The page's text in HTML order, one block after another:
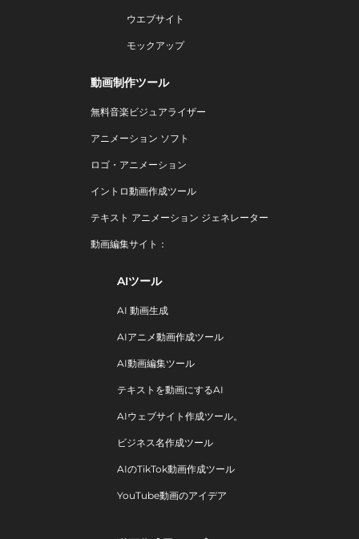
ウエブサイト
モックアップ
動画制作ツール
無料音楽ビジュアライザー
アニメーション ソフト
ロゴ・アニメーション
イントロ動画作成ツール
テキスト アニメーション ジェネレーター
動画編集サイト：
AIツール
AI 動画生成
AIアニメ動画作成ツール
AI動画編集ツール
テキストを動画にするAI
AIウェブサイト作成ツール。
ビジネス名作成ツール
AIのTikTok動画作成ツール
YouTube動画のアイデア